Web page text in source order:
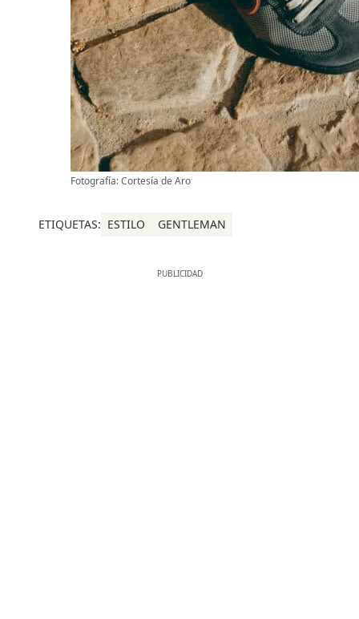
Fotografía: Cortesía de Aro
ETIQUETAS: ESTILO GENTLEMAN